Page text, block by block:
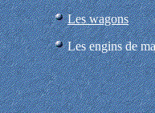
Les wagons
Les engins de